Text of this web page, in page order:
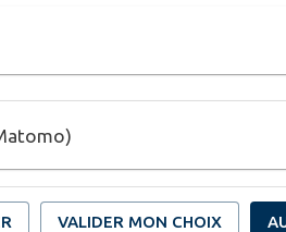
VALIDER MON CHOIX